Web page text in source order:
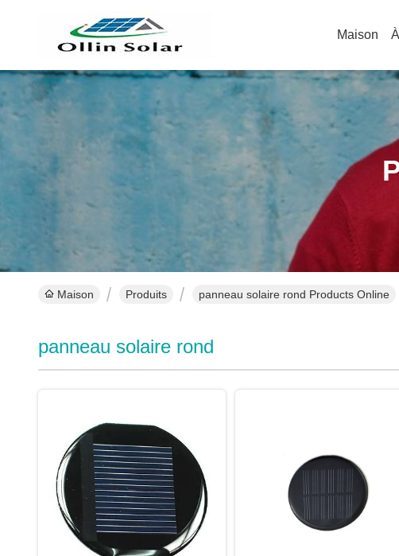
Maison
Maison Produits panneau solaire rond Products Online
panneau solaire rond